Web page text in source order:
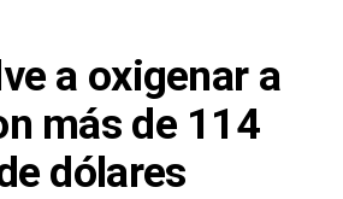
a oxigenar a
más de 114
dólares